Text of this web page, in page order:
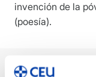
invención de la
(poesía).